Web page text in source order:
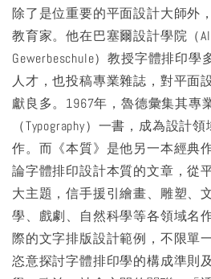
除了是位重要的平面設計大師外
教育家。他在巴塞爾設計學院（
Gewerbeschule）教授字體排印
人才，也投稿專業雜誌，對平面
獻良多。1967年，魯德彙集其專
（Typography）一書，成為設計
作。而《本質》是他另一本經典
論字體排印設計本質的文章，從
大主題，信手援引繪畫、雕塑、
學、戲劇、自然科學等各領域名
際的文字排版設計範例，不限單
恣意探討字體排印學的構成準則